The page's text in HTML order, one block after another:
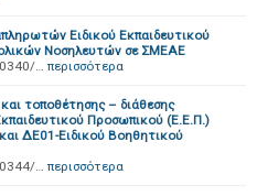
Ειδικού Εκπαιδευτικού
Νοσηλευτών σε ΣΜΕΑΕ
… περισσότερα
τοποθέτησης – διάθεσης
Προσωπικού (Ε.Ε.Π.)
ΔΕ01-Ειδικού Βοηθητικού
… περισσότερα